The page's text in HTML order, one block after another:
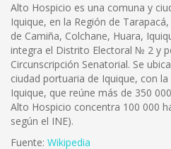
Alto Hospicio es una comuna y
Iquique, en la Región de
de Camiña, Colchane, Huara,
integra el Distrito Electoral № 2 y
Circunscripción Senatorial. Se
ciudad portuaria de Iquique, con
Iquique, que reúne más de 350
Alto Hospicio concentra 100 000
según el INE).
Fuente: Wikipedia